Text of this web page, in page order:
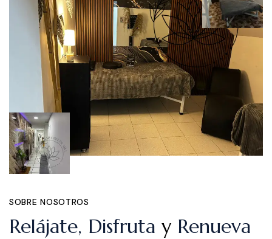
SOBRE NOSOTROS
Relájate, Disfruta y Renueva